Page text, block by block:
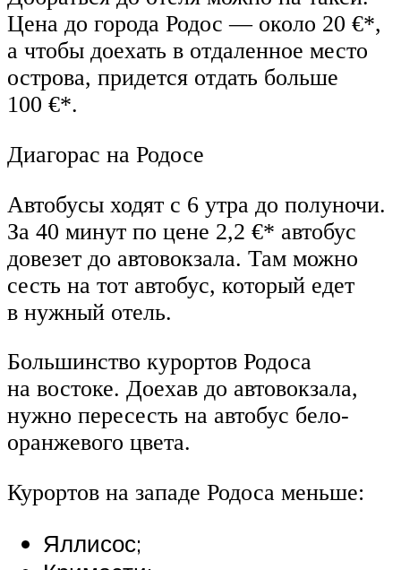
Цена до города Родос — около 20 €*,
а чтобы доехать в отдаленное место
острова, придется отдать больше
100 €*.
Диагорас на Родосе
Автобусы ходят с 6 утра до полуночи.
За 40 минут по цене 2,2 €* автобус
довезет до автовокзала. Там можно
сесть на тот автобус, который едет
в нужный отель.
Большинство курортов Родоса
на востоке. Доехав до автовокзала,
нужно пересесть на автобус бело-
оранжевого цвета.
Курортов на западе Родоса меньше:
Яллисос;